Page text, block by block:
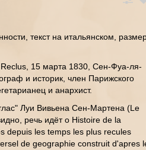
текст на итальянском,
15 марта 1830, Сен-Фуа-ля-
и историк, член Парижского
и анархист.
Луи Вивьена Сен-Мартена (Le
речь идёт о Histoire de la
depuis les temps les plus recules
de geographie construit d'apres